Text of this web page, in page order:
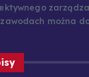
można